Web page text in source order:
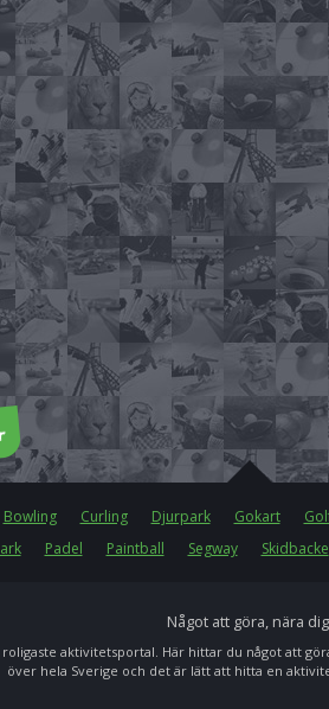
Bowling Curling Djurpark Gokart
Padel Paintball Segway Skidbacke
Något att göra, nära
roligaste aktivitetsportal. Här hittar du något att
över hela Sverige och det är lätt att hitta en